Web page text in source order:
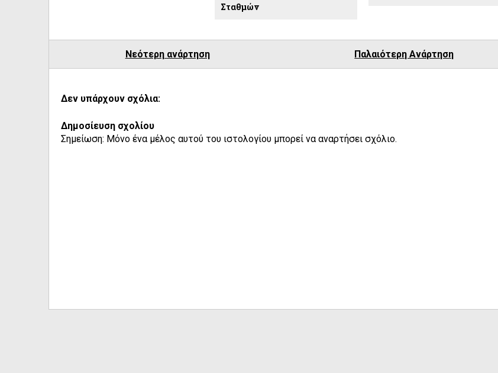
Σταθμών
Νεότερη ανάρτηση Παλαιότερη Ανάρτηση
Δεν υπάρχουν σχόλια:
Δημοσίευση σχολίου
Σημείωση: Μόνο ένα μέλος αυτού του ιστολογίου μπορεί να αναρτήσει σχόλιο.